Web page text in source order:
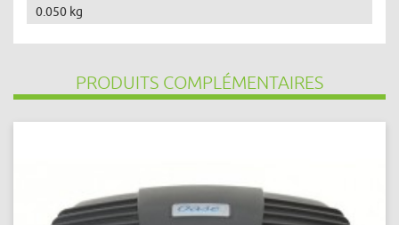
0.050 kg
PRODUITS COMPLÉMENTAIRES